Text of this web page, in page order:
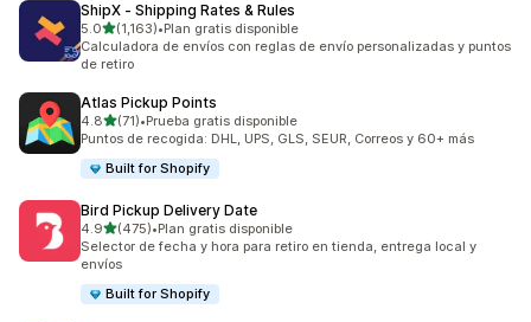
ShipX ‑ Shipping Rates & Rules
5.0de 5 estrellas
(1,163)
1163 reseñas en total
•Plan gratis disponible
Calculadora de envíos con reglas de envío personalizadas y puntos
de retiro
Atlas Pickup Points
4.8de 5 estrellas
(71)
71 reseñas en total
•Prueba gratis disponible
Puntos de recogida: DHL, UPS, GLS, SEUR, Correos y 60+ más
Built for Shopify
Bird Pickup Delivery Date
4.9de 5 estrellas
(475)
475 reseñas en total
•Plan gratis disponible
Selector de fecha y hora para retiro en tienda, entrega local y
envíos
Built for Shopify